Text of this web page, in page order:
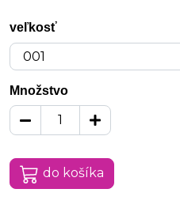
veľkosť
Množstvo
do košíka